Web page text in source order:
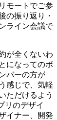
モートでご参
の振り返り・
ライン会議で
が全くないわ
になってのポ
バーの方が
感じで、気軽
ただけるよう
リのデザイ
イナー、開発